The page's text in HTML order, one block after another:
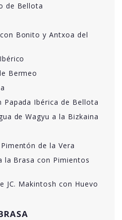
de Bellota
Bonito y Antxoa del
Bermeo
Papada Ibérica de Bellota
de Wagyu a la Bizkaina
de la Vera
la Brasa con Pimientos
JC. Makintosh con Huevo